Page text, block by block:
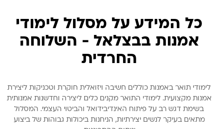
כל המידע על מסלול לימודי
אמנות בבצלאל - השלוחה
החרדית
לימודי תואר באמנות כוללים חשיבה ויזואלית חוקרת וטכניקות ליצירת
אמנות מקצועית. לימודי התואר מקנים כלים ליצירה וחדשנות אמנותית
בשימת דגש רב על פיתוח האינדיבידואל והביטוי העצמי. המסלול
מתאים בעיקר לנשים יצירתיות, הניחנות ביכולות גבוהות של ביצוע